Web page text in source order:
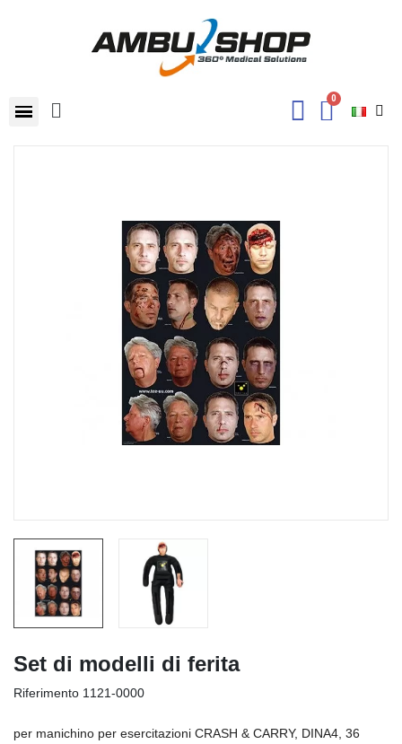
Set di modelli di ferita
Riferimento 1121-0000
per manichino per esercitazioni CRASH & CARRY, DINA4, 36